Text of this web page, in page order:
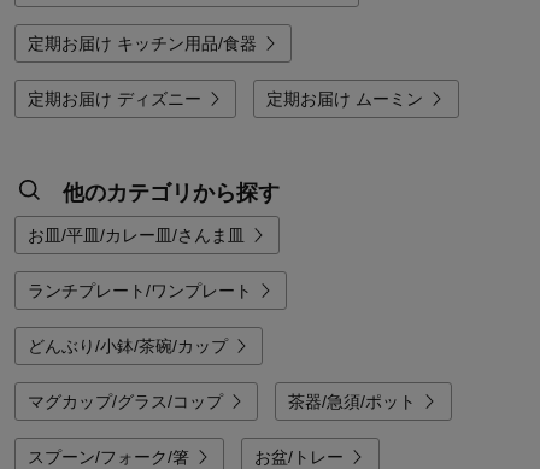
定期お届け キッチン用品/食器
定期お届け ディズニー 定期お届け ムーミン
他のカテゴリから探す
お皿/平皿/カレー皿/さんま皿
ランチプレート/ワンプレート
どんぶり/小鉢/茶碗/カップ
マグカップ/グラス/コップ 茶器/急須/ポット
スプーン/フォーク/箸 お盆/トレー